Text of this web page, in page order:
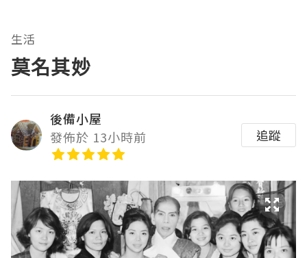
生活
莫名其妙
後備小屋
發佈於 13小時前
追蹤